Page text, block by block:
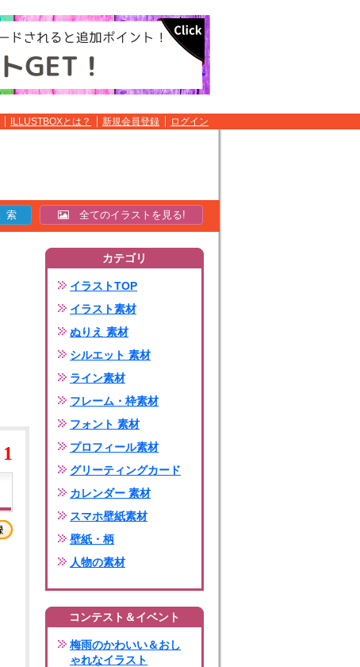
ILLUSTBOXとは？ 新規会員登録 ログイン
全てのイラストを見る!
1
カテゴリ
イラストTOP
イラスト素材
ぬりえ 素材
シルエット 素材
ライン素材
フレーム・枠素材
フォント 素材
プロフィール素材
グリーティングカード
カレンダー 素材
スマホ壁紙素材
壁紙・柄
人物の素材
コンテスト＆イベント
梅雨のかわいい＆おし
ゃれなイラスト